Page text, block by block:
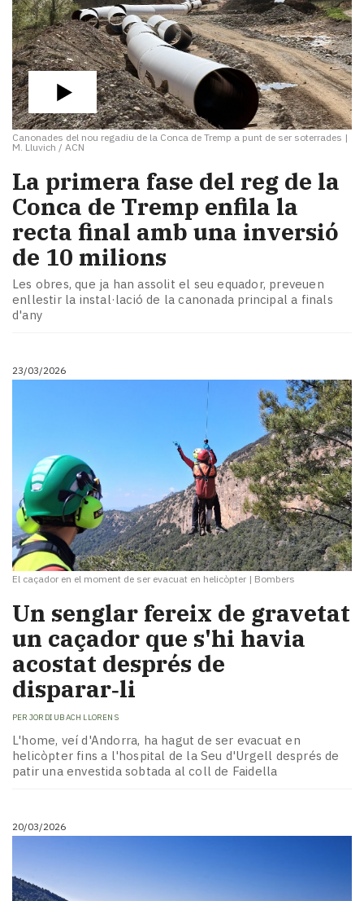
Canonades del nou regadiu de la Conca de Tremp a punt de ser soterrades |
M. Lluvich / ACN
La primera fase del reg de la
Conca de Tremp enfila la
recta final amb una inversió
de 10 milions
Les obres, que ja han assolit el seu equador, preveuen
enllestir la instal·lació de la canonada principal a finals
d'any
23/03/2026
El caçador en el moment de ser evacuat en helicòpter | Bombers
Un senglar fereix de gravetat
un caçador que s'hi havia
acostat després de
disparar‑li
PER JORDI UBACH LLORENS
L'home, veí d'Andorra, ha hagut de ser evacuat en
helicòpter fins a l'hospital de la Seu d'Urgell després de
patir una envestida sobtada al coll de Faidella
20/03/2026